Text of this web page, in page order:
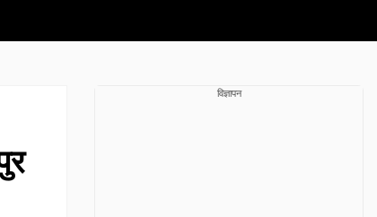
विज्ञापन